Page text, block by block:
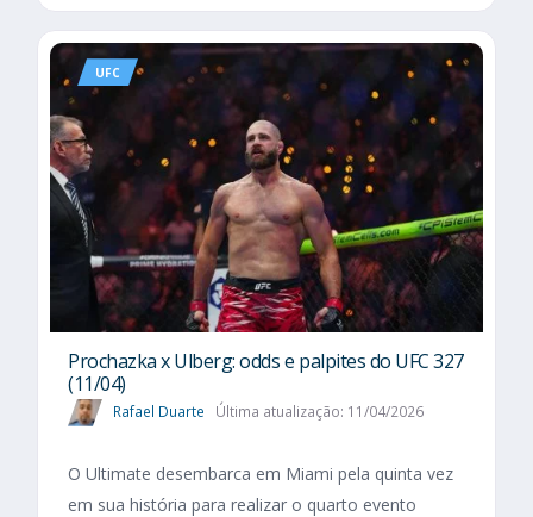
UFC
Prochazka x Ulberg: odds e palpites do UFC 327
(11/04)
Rafael Duarte Última atualização: 11/04/2026
O Ultimate desembarca em Miami pela quinta vez
em sua história para realizar o quarto evento